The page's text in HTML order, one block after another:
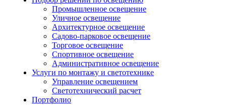
Промышленное освещение
Уличное освещение
Архитектурное освещение
Садово-парковое освещение
Торговое освещение
Спортивное освещение
Административное освещение
Услуги по монтажу и светотехнике
Управление освещением
Светотехнический расчет
Портфолио